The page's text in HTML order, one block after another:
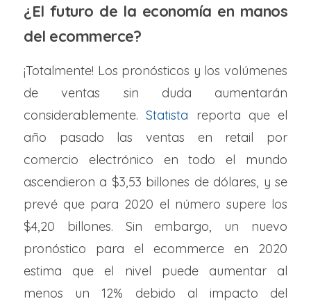
¿El futuro de la economía en manos
del ecommerce?
¡Totalmente! Los pronósticos y los volúmenes
de ventas sin duda aumentarán
considerablemente.Statista reporta que el
año pasado las ventas en retail por
comercio electrónico en todo el mundo
ascendieron a $3,53 billones de dólares, y se
prevé que para 2020 el número supere los
$4,20 billones. Sin embargo, un nuevo
pronóstico para el ecommerce en 2020
estima que el nivel puede aumentar al
menos un 12% debido al impacto del